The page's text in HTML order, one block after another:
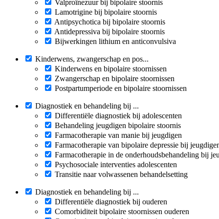
Valproïnezuur bij bipolaire stoornis
Lamotrigine bij bipolaire stoornis
Antipsychotica bij bipolaire stoornis
Antidepressiva bij bipolaire stoornis
Bijwerkingen lithium en anticonvulsiva
Kinderwens, zwangerschap en pos...
Kinderwens en bipolaire stoornissen
Zwangerschap en bipolaire stoornissen
Postpartumperiode en bipolaire stoornissen
Diagnostiek en behandeling bij ...
Differentiële diagnostiek bij adolescenten
Behandeling jeugdigen bipolaire stoornis
Farmacotherapie van manie bij jeugdigen
Farmacotherapie van bipolaire depressie bij
Farmacotherapie in de onderhoudsbehandeling bij
Psychosociale interventies adolescenten
Transitie naar volwassenen behandelsetting
Diagnostiek en behandeling bij ...
Differentiële diagnostiek bij ouderen
Comorbiditeit bipolaire stoornissen ouderen